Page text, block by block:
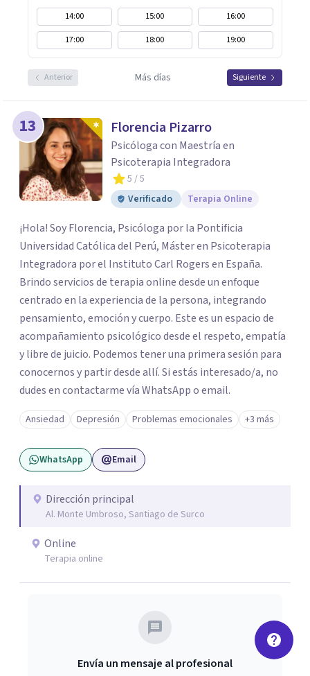
14:00 15:00
16:00
17:00
18:00 19:00
Anterior Más días Siguiente
13 Florencia Pizarro
Psicóloga con Maestría en
Psicoterapia Integradora
5 / 5
Verificado
Terapia Online
¡Hola! Soy Florencia, Psicóloga por la Pontificia
Universidad Católica del Perú, Máster en Psicoterapia
Integradora por el Instituto Carl Rogers en España.
Brindo servicios de terapia online desde un enfoque
centrado en la experiencia de la persona, integrando
pensamiento, emoción y cuerpo. Este es un espacio de
acompañamiento psicológico desde el respeto, empatía
y libre de juicio. Podemos tener una primera sesión para
conocernos y partir desde allí. Si estás interesado/a, no
dudes en contactarme vía WhatsApp o email.
Ansiedad Depresión Problemas emocionales +3 más
WhatsApp Email
Dirección principal
Al. Monte Umbroso, Santiago de Surco
Online
Terapia online
Envía un mensaje al profesional